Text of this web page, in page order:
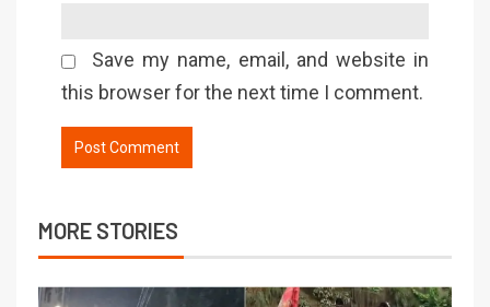
Save my name, email, and website in
this browser for the next time I comment.
MORE STORIES